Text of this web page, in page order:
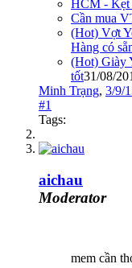
HCM - Kẹt
Cần mua
(Hot) Vợt
Hàng có
(Hot) Giày
tốt31/08/
Minh Trạng, 3/9/
#1
Tags:
aichau
Moderator
mem cần